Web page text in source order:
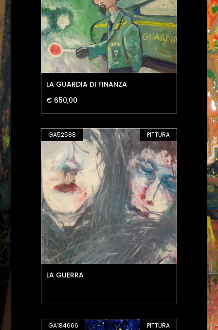
LA GUARDIA DI FINANZA
€ 650,00
GA52588 PITTURA
LA GUERRA
GA184666 PITTURA